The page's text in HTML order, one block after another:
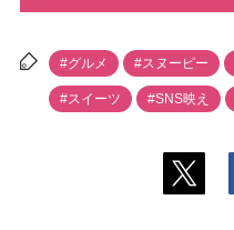
#グルメ #スヌーピー
#スイーツ #SNS映え